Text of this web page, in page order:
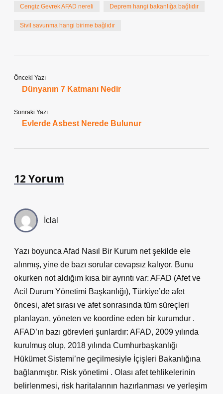
Cengiz Gevrek AFAD nereli Deprem hangi bakanlığa bağlıdır
Sivil savunma hangi birime bağlıdır
Önceki Yazı
Dünyanın 7 Katmanı Nedir
Sonraki Yazı
Evlerde Asbest Nerede Bulunur
12 Yorum
İclal
Yazı boyunca Afad Nasıl Bir Kurum net şekilde ele
alınmış, yine de bazı sorular cevapsız kalıyor. Bunu
okurken not aldığım kısa bir ayrıntı var: AFAD (Afet ve
Acil Durum Yönetimi Başkanlığı), Türkiye’de afet
öncesi, afet sırası ve afet sonrasında tüm süreçleri
planlayan, yöneten ve koordine eden bir kurumdur .
AFAD’ın bazı görevleri şunlardır: AFAD, 2009 yılında
kurulmuş olup, 2018 yılında Cumhurbaşkanlığı
Hükümet Sistemi’ne geçilmesiyle İçişleri Bakanlığına
bağlanmıştır. Risk yönetimi . Olası afet tehlikelerinin
belirlenmesi, risk haritalarının hazırlanması ve yerleşim